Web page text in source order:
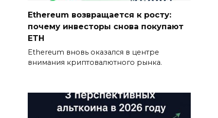
Ethereum возвращается к росту:
почему инвесторы снова покупают
ETH
Ethereum вновь оказался в центре
внимания криптовалютного рынка.